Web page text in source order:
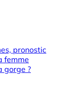
pronostic
femme
gorge ?